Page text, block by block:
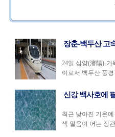
장춘-백두산 고
24일 심양(瀋陽)-가
이로서 백두산 풍
신강 백사호에
최근 낮아진 기온
색 얼음이 어는 장